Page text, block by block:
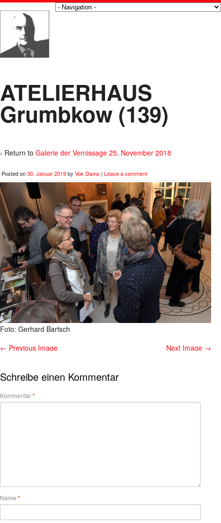
ATELIERHAUS
Grumbkow (139)
‹ Return to Galerie der Vernissage 25. November 2018
Posted on30. Januar 2019by Vok Dams | Leave a comment
Foto: Gerhard Bartsch
← Previous Image
Next Image →
Schreibe einen Kommentar
Kommentar*
Name *